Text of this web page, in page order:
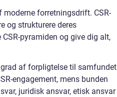
forretningsdrift. CSR-
og strukturere deres
pyramiden og give dig alt,
af forpligtelse til samfundet
engagement, mens bunden
juridisk ansvar, etisk ansvar